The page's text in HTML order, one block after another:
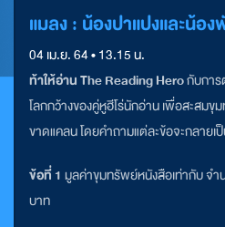
แมลง : น้องปาแปงและน้อ
04 เม.ย. 64 • 13.15 น.
ท้าให้อ่าน The Reading Heroกับกา
โลกกว้างของคู่หูฮีโร่นักอ่าน เพื่อสะสมขุ
ขาดแคลน โดยคำถามแต่ละข้อจะกลาย
ข้อที่ 1 มูลค่าขุมทรัพย์หนังสือเท่ากับ
บาท